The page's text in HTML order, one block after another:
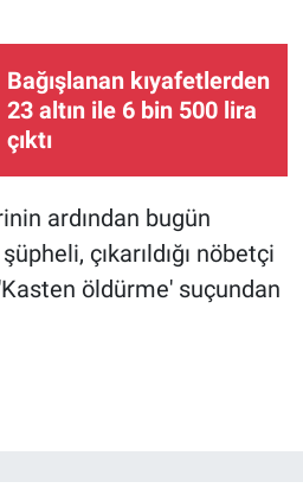
Bağışlanan kıyafetlerden
23 altın ile 6 bin 500 lira
çıktı
ardından bugün
çıkarıldığı nöbetçi
öldürme' suçundan